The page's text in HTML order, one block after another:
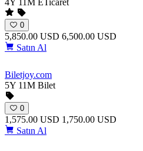
0
5,850.00 USD 6,500.00 USD
Satın Al
Biletjoy.com
5Y 11M Bilet
0
1,575.00 USD 1,750.00 USD
Satın Al